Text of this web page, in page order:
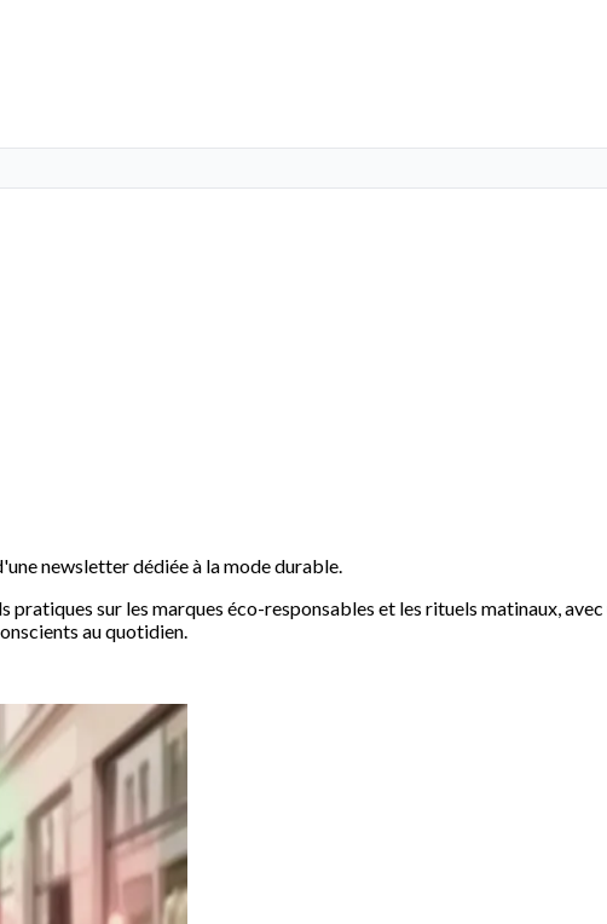
newsletter dédiée à la mode durable.
pratiques sur les marques éco-responsables et les rituels matinaux,
au quotidien.